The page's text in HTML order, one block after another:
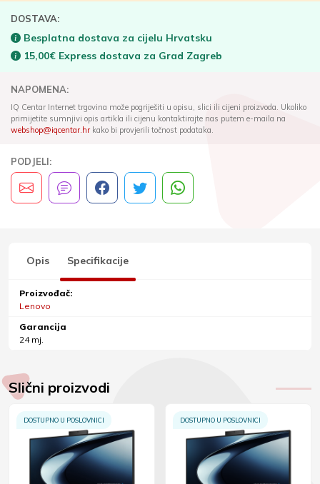
DOSTAVA:
Besplatna dostava za cijelu Hrvatsku
15,00€ Express dostava za Grad Zagreb
NAPOMENA:
IQ Centar Internet trgovina može pogriješiti u opisu, slici ili cijeni proizvoda. Ukoliko
primijetite sumnjivi opis artikla ili cijenu kontaktirajte nas putem e-maila na
webshop@iqcentar.hrkako bi provjerili točnost podataka.
PODJELI:
Opis Specifikacije
Proizvođač:
Lenovo
Garancija
24 mj.
Slični proizvodi
DOSTUPNO U POSLOVNICI DOSTUPNO U POSLOVNICI